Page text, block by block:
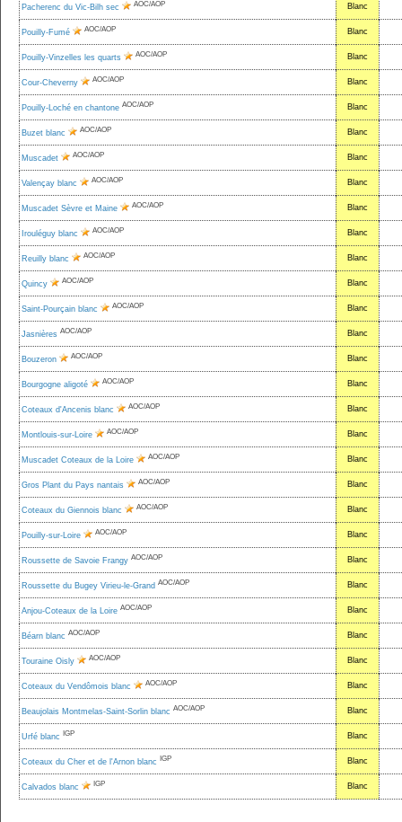
Pacherenc du Vic-Bilh sec AOC/AOP Blanc
Pouilly-Fumé AOC/AOP Blanc
Pouilly-Vinzelles les quarts AOC/AOP Blanc
Cour-Cheverny AOC/AOP Blanc
Pouilly-Loché en chantone AOC/AOP Blanc
Buzet blanc AOC/AOP Blanc
Muscadet AOC/AOP Blanc
Valençay blanc AOC/AOP Blanc
Muscadet Sèvre et Maine AOC/AOP Blanc
Irouléguy blanc AOC/AOP Blanc
Reuilly blanc AOC/AOP Blanc
Quincy AOC/AOP Blanc
Saint-Pourçain blanc AOC/AOP Blanc
Jasnières AOC/AOP Blanc
Bouzeron AOC/AOP Blanc
Bourgogne aligoté AOC/AOP Blanc
Coteaux d'Ancenis blanc AOC/AOP Blanc
Montlouis-sur-Loire AOC/AOP Blanc
Muscadet Coteaux de la Loire AOC/AOP Blanc
Gros Plant du Pays nantais AOC/AOP Blanc
Coteaux du Giennois blanc AOC/AOP Blanc
Pouilly-sur-Loire AOC/AOP Blanc
Roussette de Savoie Frangy AOC/AOP Blanc
Roussette du Bugey Virieu-le-Grand AOC/AOP Blanc
Anjou-Coteaux de la Loire AOC/AOP Blanc
Béarn blanc AOC/AOP Blanc
Touraine Oisly AOC/AOP Blanc
Coteaux du Vendômois blanc AOC/AOP Blanc
Beaujolais Montmelas-Saint-Sorlin blanc AOC/AOP Blanc
Urfé blanc IGP Blanc
Coteaux du Cher et de l'Arnon blanc IGP Blanc
Calvados blanc IGP Blanc